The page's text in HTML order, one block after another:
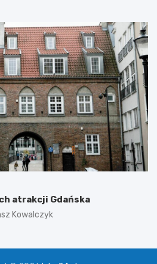
atrakcji Gdańska
Kowalczyk